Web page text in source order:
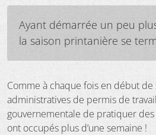
Ayant démarrée un peu
la saison printanière se
Comme à chaque fois en début de
administratives de permis de
gouvernementale de pratiquer
ont occupés plus d’une semaine !